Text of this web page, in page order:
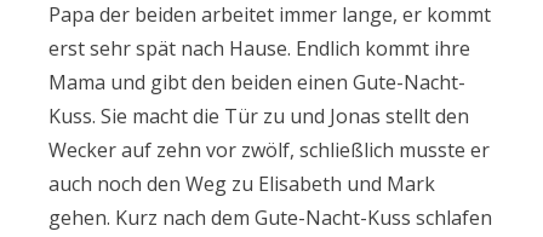
Papa der beiden arbeitet immer lange, er kommt
erst sehr spät nach Hause. Endlich kommt ihre
Mama und gibt den beiden einen Gute-Nacht-
Kuss. Sie macht die Tür zu und Jonas stellt den
Wecker auf zehn vor zwölf, schließlich musste er
auch noch den Weg zu Elisabeth und Mark
gehen. Kurz nach dem Gute-Nacht-Kuss schlafen